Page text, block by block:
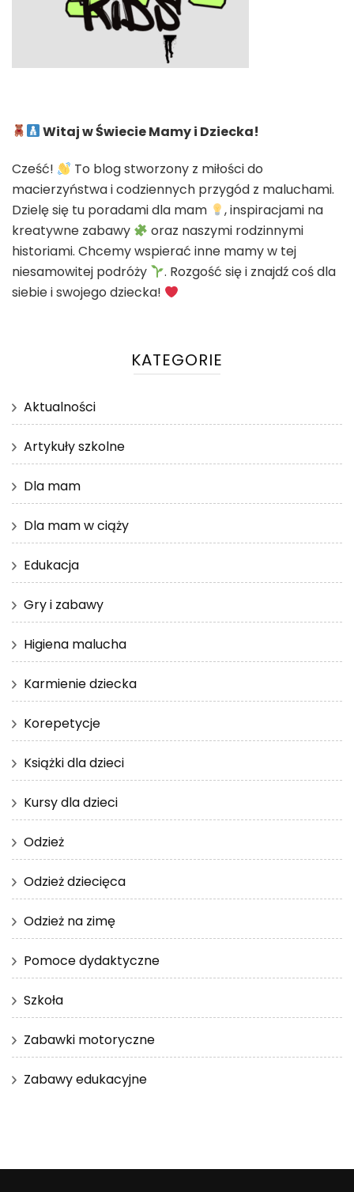
Witaj w Świecie Mamy i Dziecka!
Cześć!
To blog stworzony z miłości do
macierzyństwa i codziennych przygód z maluchami.
Dzielę się tu poradami dla mam
, inspiracjami na
kreatywne zabawy
oraz naszymi rodzinnymi
historiami. Chcemy wspierać inne mamy w tej
niesamowitej podróży
. Rozgość się i znajdź coś dla
siebie i swojego dziecka!
KATEGORIE
Aktualności
Artykuły szkolne
Dla mam
Dla mam w ciąży
Edukacja
Gry i zabawy
Higiena malucha
Karmienie dziecka
Korepetycje
Książki dla dzieci
Kursy dla dzieci
Odzież
Odzież dziecięca
Odzież na zimę
Pomoce dydaktyczne
Szkoła
Zabawki motoryczne
Zabawy edukacyjne